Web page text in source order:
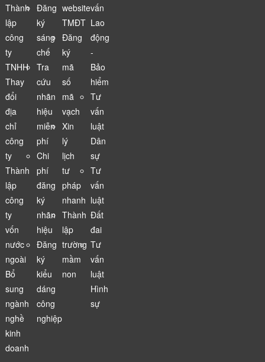
Thành
lập
công
ty
TNHH
Thay
đổi
địa
chỉ
công
ty
Thành
lập
công
ty
vốn
nước
ngoài
Bổ
sung
ngành
nghề
kinh
doanh
Đăng
ký
sáng
chế
Tra
cứu
nhãn
hiệu
miễn
phí
Chi
phí
đăng
ký
nhãn
hiệu
Đăng
ký
kiểu
dáng
công
nghiệp
website
TMĐT
Đăng
ký
mã
số
mã
vạch
Xin
lý
lịch
tư
pháp
nhanh
Thành
lập
trường
mầm
non
vấn
Lao
động
-
Bảo
hiểm
Tư
vấn
luật
Dân
sự
Tư
vấn
luật
Đất
đai
Tư
vấn
luật
Hình
sự